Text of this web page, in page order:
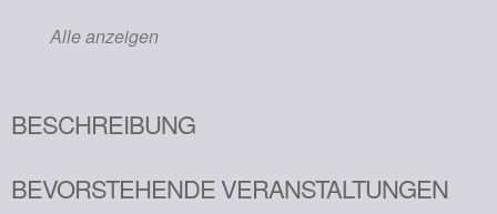
Alle anzeigen
BESCHREIBUNG
BEVORSTEHENDE VERANSTALTUNGEN